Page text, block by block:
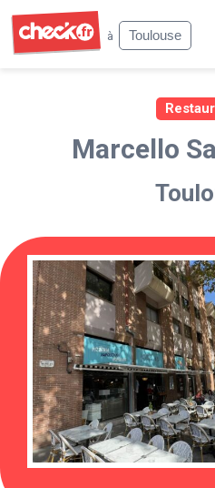
à
Toulouse
Marcello